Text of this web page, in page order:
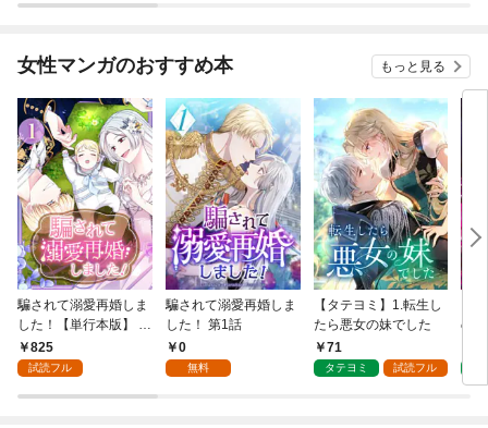
女性マンガのおすすめ本 もっと見る
騙されて溺愛再婚しま
した！【単行本版】 1
巻825
試読フル
騙されて溺愛再婚しま
した！ 第1話
0
無料
【タテヨミ】1.転生し
たら悪女の妹でした
71
タテヨミ 試読フル
の